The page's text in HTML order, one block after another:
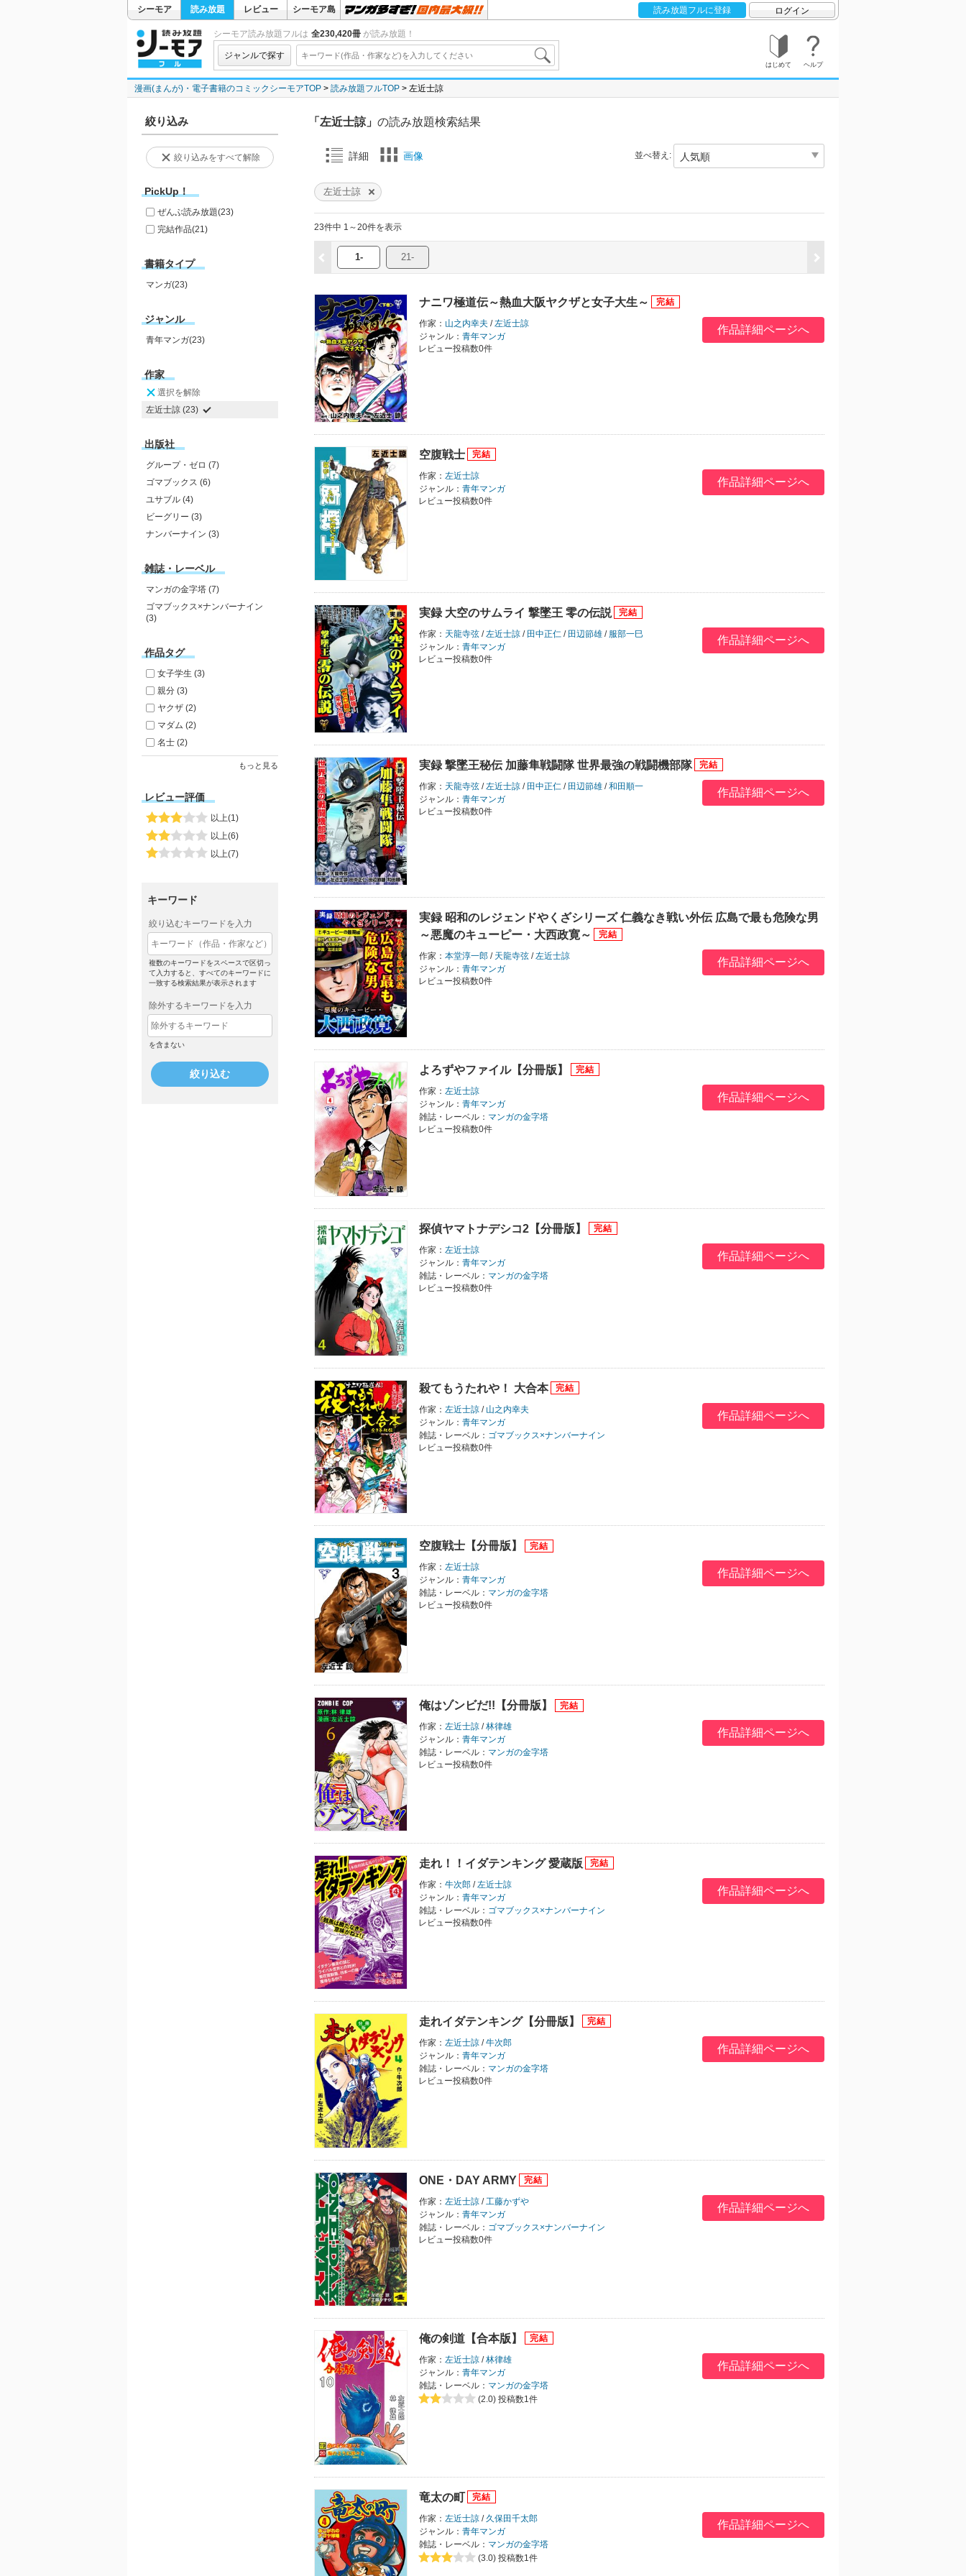
シーモア 読み放題 レビュー シーモア島 読み放題フルに登録 ログイン
シーモア読み放題フルは 全230,420冊 が読み放題！
ジャンルで探す
はじめて ヘルプ
漫画(まんが)・電子書籍のコミックシーモアTOP 読み放題フルTOP 左近士諒
絞り込み
絞り込みをすべて解除
PickUp！
ぜんぶ読み放題(23)
完結作品(21)
書籍タイプ
マンガ(23)
ジャンル
青年マンガ(23)
作家
選択を解除
左近士諒 (23)
出版社
グループ・ゼロ (7)
ゴマブックス (6)
ユサブル (4)
ビーグリー (3)
ナンバーナイン (3)
雑誌・レーベル
マンガの金字塔 (7)
ゴマブックス×ナンバーナイン
(3)
作品タグ
女子学生 (3)
親分 (3)
ヤクザ (2)
マダム (2)
名士 (2)
もっと見る
レビュー評価
以上(1)
以上(6)
以上(7)
キーワード
絞り込むキーワードを入力
複数のキーワードをスペースで区切っ
て入力すると、すべてのキーワードに
一致する検索結果が表示されます
除外するキーワードを入力
を含まない
絞り込む
「左近士諒」 の読み放題検索結果
詳細 画像 並べ替え:
左近士諒
23件中 1～20件を表示
1- 21-
ナニワ極道伝～熱血大阪ヤクザと女子大生～
作家： 山之内幸夫 /左近士諒
ジャンル： 青年マンガ
レビュー投稿数0件
作品詳細ページへ
空腹戦士
作家： 左近士諒
ジャンル： 青年マンガ
レビュー投稿数0件
作品詳細ページへ
実録 大空のサムライ 撃墜王 零の伝説
作家： 天龍寺弦 /左近士諒 / 田中正仁 / 田辺節雄 / 服部一巳
ジャンル： 青年マンガ
レビュー投稿数0件
作品詳細ページへ
実録 撃墜王秘伝 加藤隼戦闘隊 世界最強の戦闘機部隊
作家： 天龍寺弦 /左近士諒 / 田中正仁 / 田辺節雄 /和田順一
ジャンル： 青年マンガ
レビュー投稿数0件
作品詳細ページへ
実録 昭和のレジェンドやくざシリーズ 仁義なき戦い外伝 広島で最も危険な男
～悪魔のキューピー・大西政寛～
作家： 本堂淳一郎 / 天龍寺弦 /左近士諒
ジャンル： 青年マンガ
レビュー投稿数0件
作品詳細ページへ
よろずやファイル【分冊版】
作家： 左近士諒
ジャンル： 青年マンガ
雑誌・レーベル： マンガの金字塔
レビュー投稿数0件
作品詳細ページへ
探偵ヤマトナデシコ2【分冊版】
作家： 左近士諒
ジャンル： 青年マンガ
雑誌・レーベル： マンガの金字塔
レビュー投稿数0件
作品詳細ページへ
殺てもうたれや！ 大合本
作家： 左近士諒 / 山之内幸夫
ジャンル： 青年マンガ
雑誌・レーベル： ゴマブックス×ナンバーナイン
レビュー投稿数0件
作品詳細ページへ
空腹戦士【分冊版】
作家： 左近士諒
ジャンル： 青年マンガ
雑誌・レーベル： マンガの金字塔
レビュー投稿数0件
作品詳細ページへ
俺はゾンビだ!!【分冊版】
作家： 左近士諒 /林律雄
ジャンル： 青年マンガ
雑誌・レーベル： マンガの金字塔
レビュー投稿数0件
作品詳細ページへ
走れ！！イダテンキング 愛蔵版
作家： 牛次郎 /左近士諒
ジャンル： 青年マンガ
雑誌・レーベル： ゴマブックス×ナンバーナイン
レビュー投稿数0件
作品詳細ページへ
走れイダテンキング【分冊版】
作家： 左近士諒 /牛次郎
ジャンル： 青年マンガ
雑誌・レーベル： マンガの金字塔
レビュー投稿数0件
作品詳細ページへ
ONE・DAY ARMY
作家： 左近士諒 / 工藤かずや
ジャンル： 青年マンガ
雑誌・レーベル： ゴマブックス×ナンバーナイン
レビュー投稿数0件
作品詳細ページへ
俺の剣道【合本版】
作家： 左近士諒 /林律雄
ジャンル： 青年マンガ
雑誌・レーベル： マンガの金字塔
(2.0) 投稿数1件
作品詳細ページへ
竜太の町
作家： 左近士諒 / 久保田千太郎
ジャンル： 青年マンガ
雑誌・レーベル： マンガの金字塔
(3.0) 投稿数1件
作品詳細ページへ